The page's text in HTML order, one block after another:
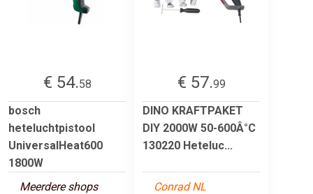
€ 54.58
bosch
heteluchtpistool
UniversalHeat600
1800W
Meerdere shops
€ 57.99
DINO KRAFTPAKET
DIY 2000W 50-600Â°C
130220 Heteluc...
Conrad NL